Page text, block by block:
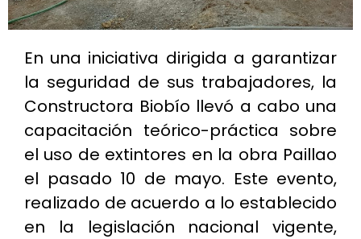
En una iniciativa dirigida a garantizar
la seguridad de sus trabajadores, la
Constructora Biobío llevó a cabo una
capacitación teórico-práctica sobre
el uso de extintores en la obra Paillao
el pasado 10 de mayo. Este evento,
realizado de acuerdo a lo establecido
en la legislación nacional vigente,